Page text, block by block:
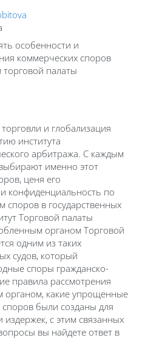
особенности и
коммерческих споров
палаты
и глобализация
института
арбитража. С каждым
именно этот
ценя его
конфиденциальность по
в государственных
Торговой палаты
органом Торговой
одним из таких
судов, который
споры гражданско-
правила рассмотрения
органом, какие упрощенные
были созданы для
с этим связанных
вы найдете ответ в